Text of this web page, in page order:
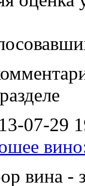
07-29
вина -